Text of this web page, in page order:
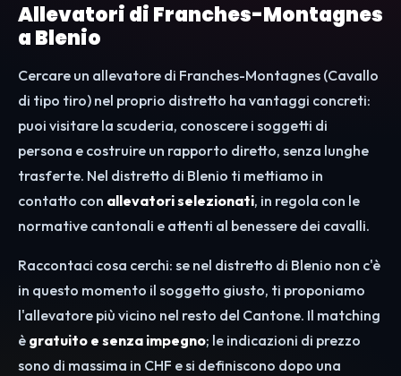
Allevatori di Franches-Montagnes
a Blenio
Cercare un allevatore di Franches-Montagnes (Cavallo
di tipo tiro) nel proprio distretto ha vantaggi concreti:
puoi visitare la scuderia, conoscere i soggetti di
persona e costruire un rapporto diretto, senza lunghe
trasferte. Nel distretto di Blenio ti mettiamo in
contatto con allevatori selezionati, in regola con le
normative cantonali e attenti al benessere dei cavalli.
Raccontaci cosa cerchi: se nel distretto di Blenio non c'è
in questo momento il soggetto giusto, ti proponiamo
l'allevatore più vicino nel resto del Cantone. Il matching
è gratuito e senza impegno; le indicazioni di prezzo
sono di massima in CHF e si definiscono dopo una